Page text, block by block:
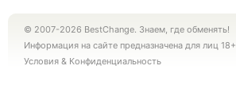
© 2007-2026 BestChange. Знаем, где обменять!
Информация на сайте предназначена для лиц 18+
Условия & Конфиденциальность